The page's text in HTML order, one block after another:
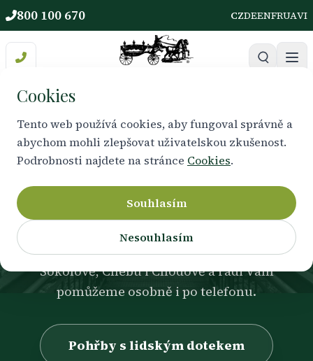
800 100 670 CZDEENFRUAVI
JSME VÁM NABLÍZKU
Naše kanceláře
Důstojné, diskrétní a klidné prostředí pro
vyřízení všech náležitostí. Najdete nás v
Sokolově, Chebu i Chodově a rádi Vám
pomůžeme osobně i po telefonu.
Pohřby s lidským dotekem
Cookies
Tento web používá cookies, aby fungoval správně a
abychom mohli zlepšovat uživatelskou zkušenost.
Podrobnosti najdete na stránce Cookies.
Souhlasím
Nesouhlasím